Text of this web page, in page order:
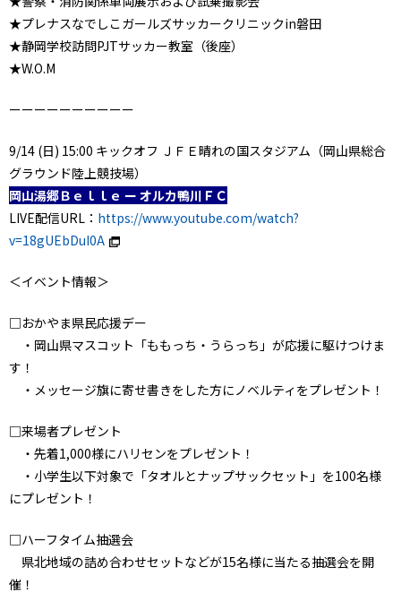
★プレナスなでしこガールズサッカークリニックin磐田
★静岡学校訪問PJTサッカー教室（後座）
★W.O.M
ーーーーーーーーーー
9/14 (日) 15:00 キックオフ ＪＦＥ晴れの国スタジアム（岡山県総合
グラウンド陸上競技場）
岡山湯郷Ｂｅｌｌｅ ー オルカ鴨川ＦＣ
LIVE配信URL： https://www.youtube.com/watch?
v=18gUEbDuI0A
＜イベント情報＞
□おかやま県民応援デー
・岡山県マスコット「ももっち・うらっち」が応援に駆けつけま
す！
・メッセージ旗に寄せ書きをした方にノベルティをプレゼント！
□来場者プレゼント
・先着1,000様にハリセンをプレゼント！
・小学生以下対象で「タオルとナップサックセット」を100名様
にプレゼント！
□ハーフタイム抽選会
県北地域の詰め合わせセットなどが15名様に当たる抽選会を開
催！